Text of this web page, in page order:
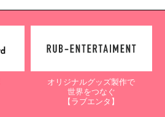
オリジナルグッズ製作で
世界をつなぐ
【ラブエンタ】